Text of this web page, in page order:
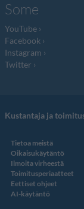
Some
YouTube
Facebook
Instagram
Twitter
Kustantaja ja
Tietoa meistä
Oikaisukäytäntö
Ilmoita virheestä
Toimitusperiaatteet
Eettiset ohjeet
AI-käytäntö